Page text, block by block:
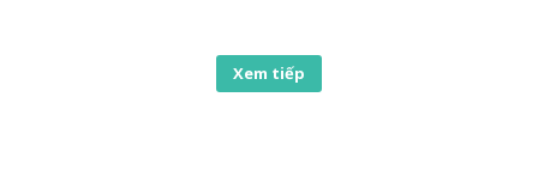
Xem tiếp